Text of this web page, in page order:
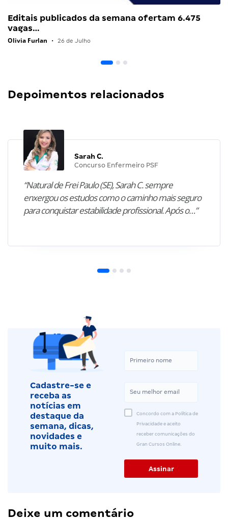
Editais publicados da semana ofertam 6.475
vagas…
Olivia Furlan • 26 de Julho
Depoimentos relacionados
Sarah C.
Concurso Enfermeiro PSF
“Natural de Frei Paulo (SE), Sarah C. sempre
enxergou os estudos como o caminho mais seguro
para conquistar estabilidade profissional. Após o…”
Cadastre-se e
receba as
notícias em
destaque da
semana, dicas,
novidades e
muito mais.
Concordo com a Política de
Privacidade e aceito
receber comunicações do
Gran Cursos Online.
Deixe um comentário